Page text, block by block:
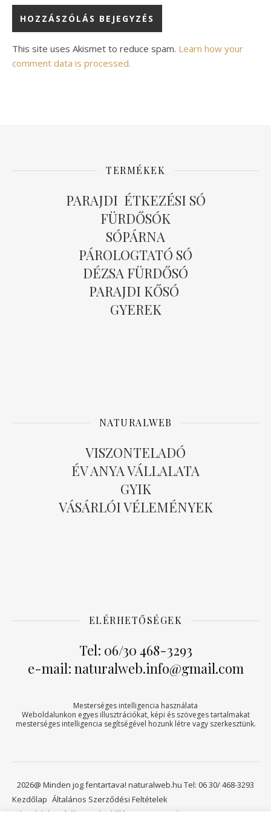
Alternative:
This site uses Akismet to reduce spam. Learn how your
comment data is processed.
TERMÉKEK
PARAJDI ÉTKEZÉSI SÓ
FÜRDŐSÓK
SÓPÁRNA
PÁROLOGTATÓ SÓ
DÉZSA FÜRDŐSÓ
PARAJDI KŐSÓ
GYEREK
NATURALWEB
VISZONTELADÓ
ÉV ANYA VÁLLALATA
GYIK
VÁSÁRLÓI VÉLEMÉNYEK
ELÉRHETŐSÉGEK
Tel: 06/30 468-3293
e-mail: naturalweb.info@gmail.com
Mesterséges intelligencia használata
Weboldalunkon egyes illusztrációkat, képi és szöveges tartalmakat
mesterséges intelligencia segítségével hozunk létre vagy szerkesztünk.
2026@ Minden jog fentartava! naturalweb.hu Tel: 06 30/ 468-3293
Kezdőlap Általános Szerződési Feltételek